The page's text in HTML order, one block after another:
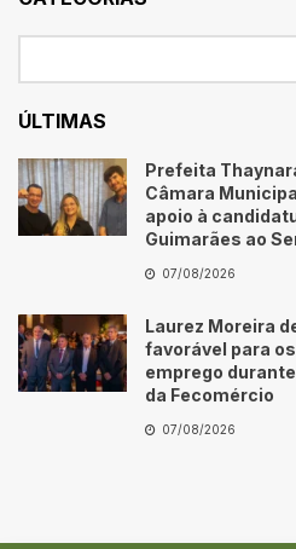
ÚLTIMAS
Prefeita
Câmara
apoio à
Guimarães ao
07/08/2026
Laurez Moreira
favorável para
emprego
da Fecomércio
07/08/2026